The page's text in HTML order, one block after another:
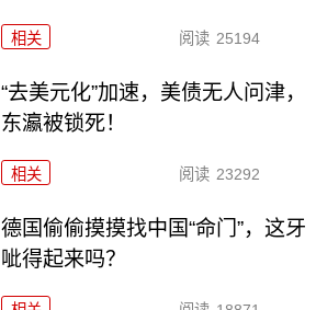
相关 阅读 25194
“去美元化”加速，美债无人问津，
东瀛被锁死！
相关 阅读 23292
德国偷偷摸摸找中国“命门”，这牙
呲得起来吗？